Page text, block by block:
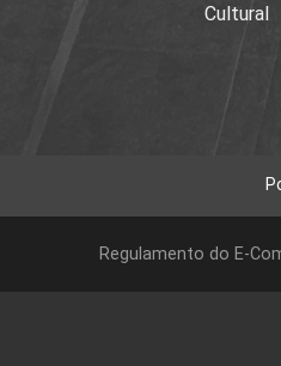
Cultural
Regulamento do E-